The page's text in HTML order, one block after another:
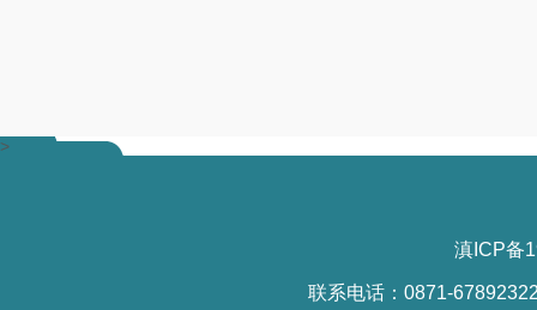
4.资产重组的
（二）纳税人
>
滇ICP备
联系电话：0871-